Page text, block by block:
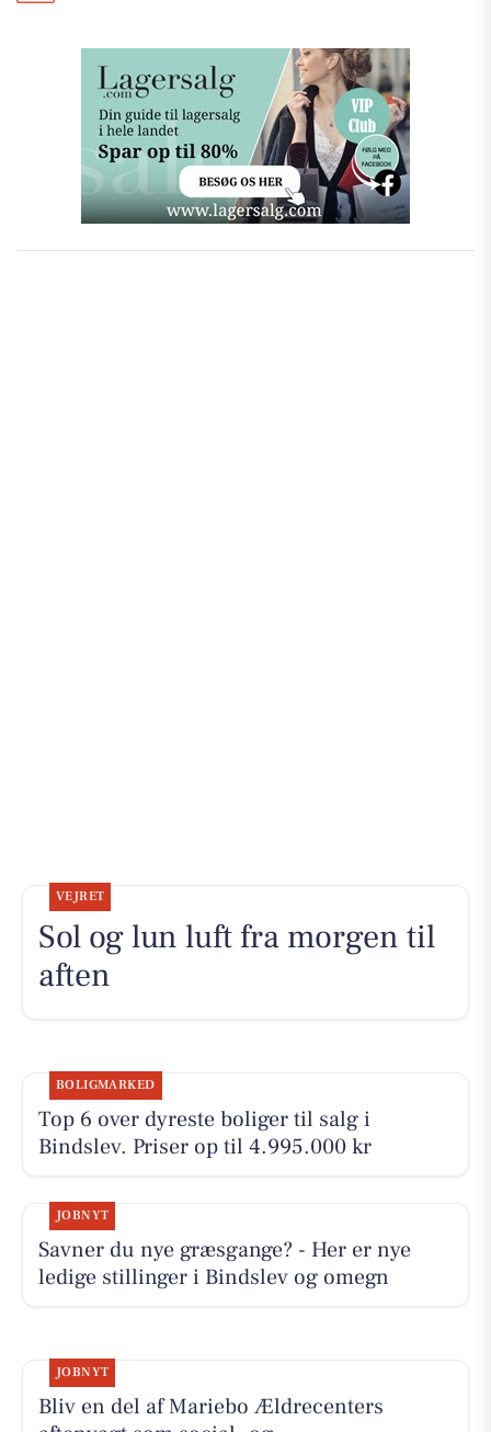
VEJRET
Sol og lun luft fra morgen til
aften
BOLIGMARKED
Top 6 over dyreste boliger til salg i
Bindslev. Priser op til 4.995.000 kr
JOBNYT
Savner du nye græsgange? - Her er nye
ledige stillinger i Bindslev og omegn
JOBNYT
Bliv en del af Mariebo Ældrecenters